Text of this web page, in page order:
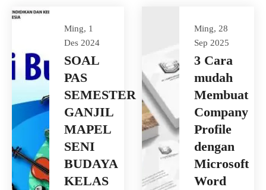
Ming, 1
Des 2024
SOAL
PAS
SEMESTER
GANJIL
MAPEL
SENI
BUDAYA
KELAS
Ming, 28
Sep 2025
3 Cara
mudah
Membuat
Company
Profile
dengan
Microsoft
Word